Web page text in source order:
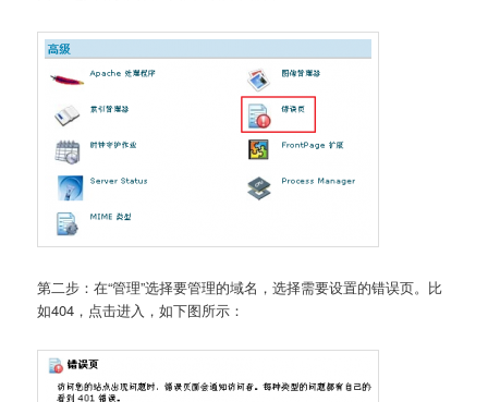
第二步：在“管理”选择要管理的域名，选择需要设置的错误页。比
如404，点击进入，如下图所示：